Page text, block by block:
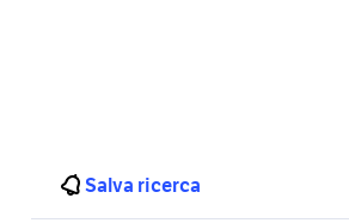
Salva ricerca